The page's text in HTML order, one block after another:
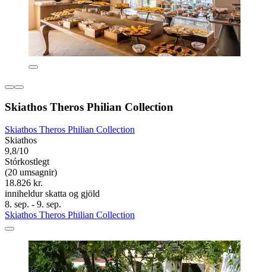
Skiathos Theros Philian Collection
Skiathos Theros Philian Collection
Skiathos
9,8/10
Stórkostlegt
(20 umsagnir)
18.826 kr.
inniheldur skatta og gjöld
8. sep. - 9. sep.
Skiathos Theros Philian Collection